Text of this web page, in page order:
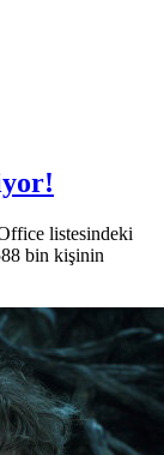
listesindeki
bin kişinin